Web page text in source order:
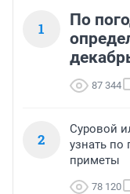
1
По
87 344
2
Суровой
узнать по
приметы
78 120